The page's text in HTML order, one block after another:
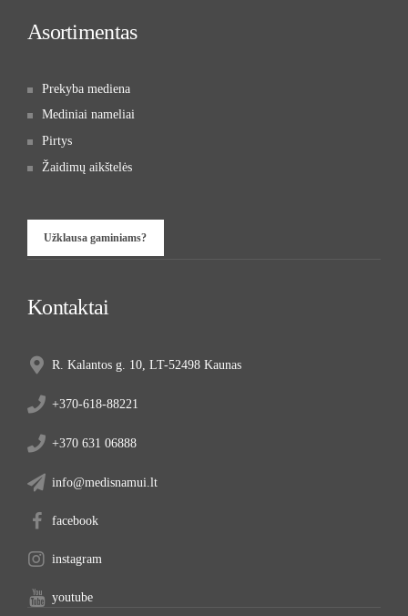
Asortimentas
Prekyba mediena
Mediniai nameliai
Pirtys
Žaidimų aikštelės
Užklausa gaminiams?
Kontaktai
R. Kalantos g. 10, LT-52498 Kaunas
+370-618-88221
+370 631 06888
info@medisnamui.lt
facebook
instagram
youtube